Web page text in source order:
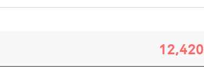
12,420